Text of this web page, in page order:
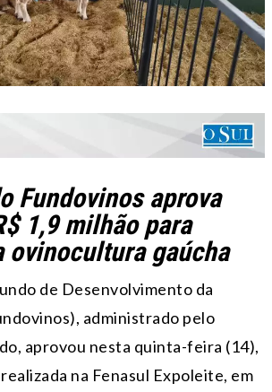
Fundovinos aprova
1,9 milhão para
ovinocultura gaúcha
de Desenvolvimento da
administrado pelo
aprovou nesta quinta-feira (14),
na Fenasul Expoleite, em